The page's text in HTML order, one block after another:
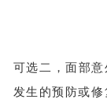
可选二，面部
发生的预防或